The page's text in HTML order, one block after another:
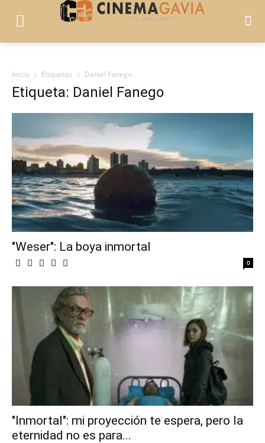
Inicio Etiquetas Daniel Fanego
Etiqueta: Daniel Fanego
"Weser": La boya inmortal
0
"Inmortal": mi proyección te espera, pero la
eternidad no es para...